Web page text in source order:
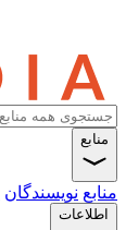
منابع
منابع نویسندگان
اطلاعات